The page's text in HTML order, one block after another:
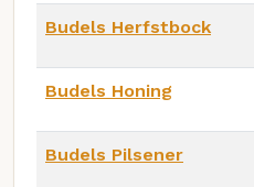
Budels Herfstbock
Budels Honing
Budels Pilsener